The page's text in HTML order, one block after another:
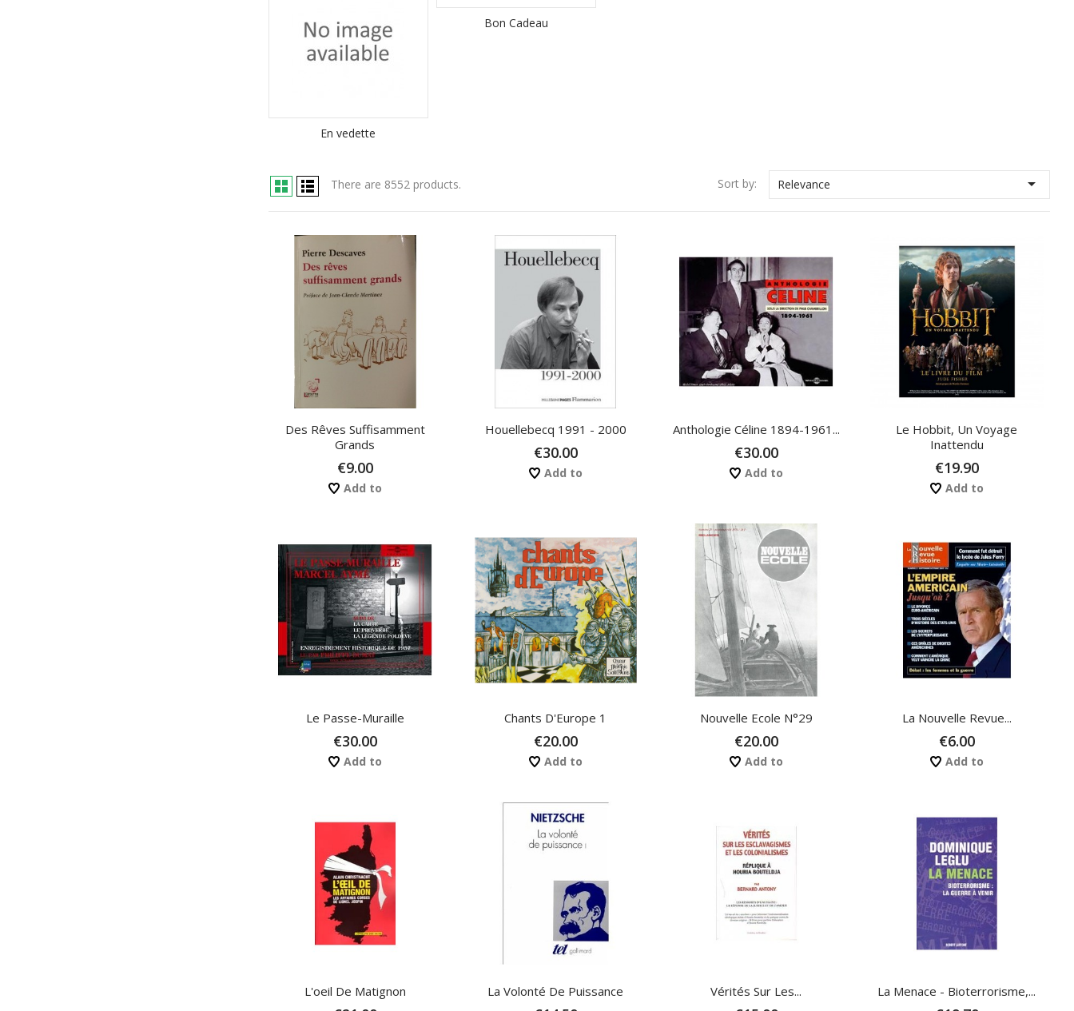
En vedette
Bon Cadeau
There are 8552 products. Sort by: Relevance 
Des Rêves Suffisamment
Grands
€9.00
Add to
Houellebecq 1991 - 2000
€30.00
Add to
Anthologie Céline 1894-1961...
€30.00
Add to
Le Hobbit, Un Voyage
Inattendu
€19.90
Add to
Le Passe-Muraille
€30.00
Add to
Chants D'Europe 1
€20.00
Add to
Nouvelle Ecole N°29
€20.00
Add to
La Nouvelle Revue...
€6.00
Add to
L'oeil De Matignon La Volonté De Puissance Vérités Sur Les... La Menace - Bioterrorisme,...